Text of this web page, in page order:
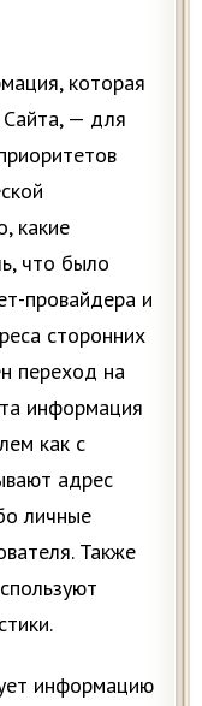
которая
— для
какие
что было
провайдера и
сторонних
переход на
информация
как с
адрес
личные
Также
информацию